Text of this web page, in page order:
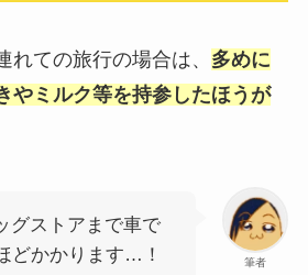
れての旅行の場合は、 多めに
やミルク等を持参したほうが
筆者
グストアまで車で
どかかります…！